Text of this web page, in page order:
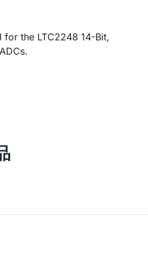
for the LTC2248 14-Bit,